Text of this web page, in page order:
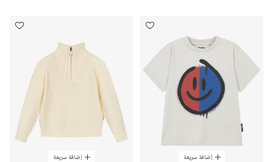
إضافة سريعة إضافة سريعة